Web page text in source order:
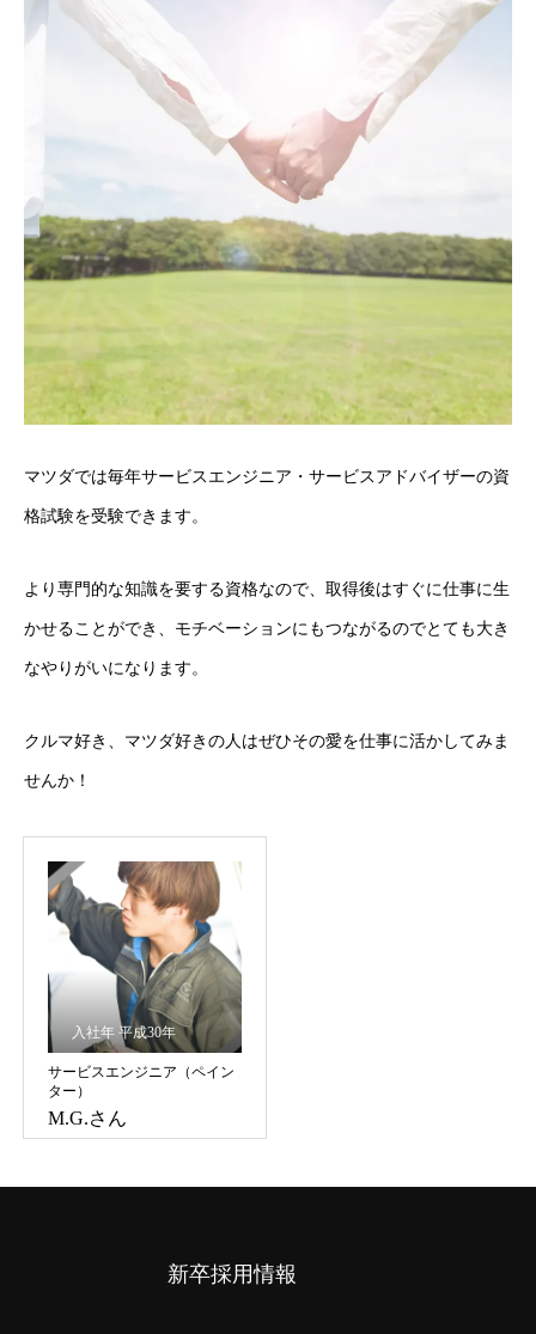
マツダでは毎年サービスエンジニア・サービスアドバイザーの資
格試験を受験できます。
より専門的な知識を要する資格なので、取得後はすぐに仕事に生
かせることができ、モチベーションにもつながるのでとても大き
なやりがいになります。
クルマ好き、マツダ好きの人はぜひその愛を仕事に活かしてみま
せんか！
サービスエンジニア（ペイン
ター）
M.G.さん
入社年 平成30年
新卒採用情報